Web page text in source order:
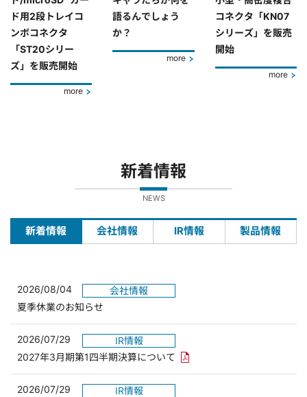
ド用2段トレイコ
ンボコネクタ
「ST20シリー
ズ」を販売開始
more
語るんでしょう
か？
more
コネクタ「KN07
シリーズ」を販売
開始
more
新着情報
NEWS
新着情報 会社情報 IR情報 製品情報
2026/08/04
会社情報
夏季休業のお知らせ
2026/07/29
IR情報
2027年3月期第1四半期決算について PDFリンクを新しいウィンド
2026/07/29
IR情報